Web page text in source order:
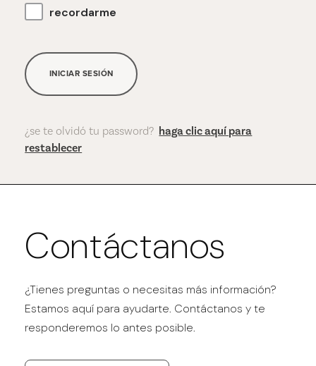
recordarme
INICIAR SESIÓN
¿se te olvidó tu password? haga clic aquí para
restablecer
Contáctanos
¿Tienes preguntas o necesitas más información?
Estamos aquí para ayudarte. Contáctanos y te
responderemos lo antes posible.